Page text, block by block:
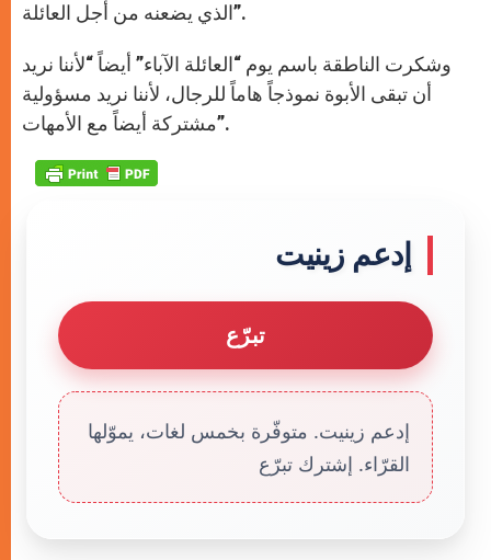
الذي يضعنه من أجل العائلة”.
وشكرت الناطقة باسم يوم “العائلة الآباء” أيضاً “لأننا نريد
أن تبقى الأبوة نموذجاً هاماً للرجال، لأننا نريد مسؤولية
مشتركة أيضاً مع الأمهات”.
إدعم زينيت
تبرّع
إدعم زينيت. متوفّرة بخمس لغات، يموّلها
القرّاء. إشترك تبرّع